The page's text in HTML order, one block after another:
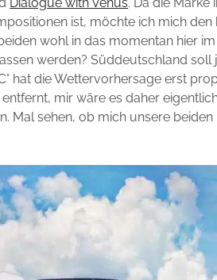
ist, möchte ich mich den
wohl in das momentan hier
werden? Süddeutschland soll
hat die Wettervorhersage erst
mir wäre es daher
Mal sehen, ob mich unsere